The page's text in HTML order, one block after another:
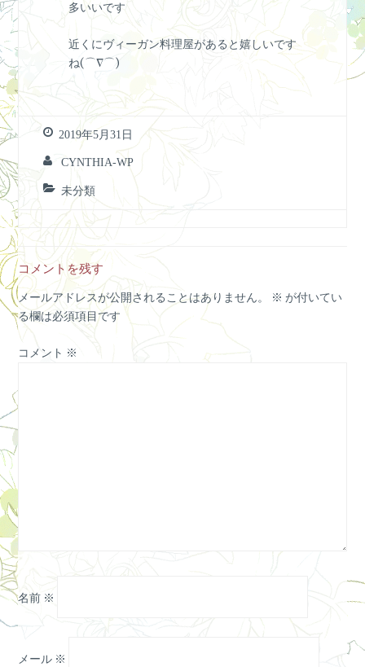
多いいです
近くにヴィーガン料理屋があると嬉しいです
ね(⌒∇⌒)
2019年5月31日
CYNTHIA-WP
未分類
コメントを残す
メールアドレスが公開されることはありません。 ※ が付いてい
る欄は必須項目です
コメント ※
名前 ※
メール ※